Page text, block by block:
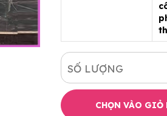
SỐ LƯỢNG
CHỌN VÀO GIỎ